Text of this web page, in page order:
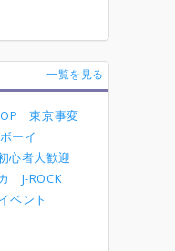
一覧を見る
東京事変
ボーイ
心者大歓迎
J-ROCK
ベント